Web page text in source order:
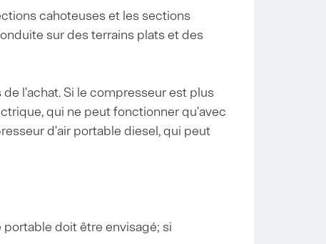
cahoteuses et les sections
sur des terrains plats et des
l'achat. Si le compresseur est plus
qui ne peut fonctionner qu'avec
d'air portable diesel, qui peut
doit être envisagé; si